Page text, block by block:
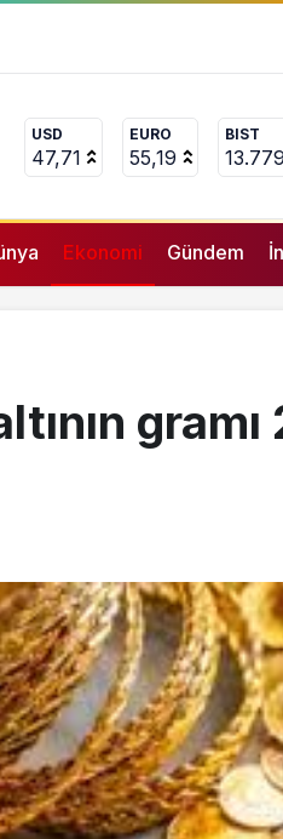
USD
47,71
EURO
55,19
BIST
Ekonomi Gündem